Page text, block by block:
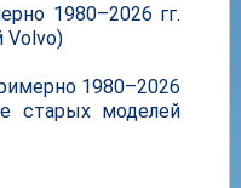
1980–2026 гг.
Volvo)
1980–2026
старых моделей